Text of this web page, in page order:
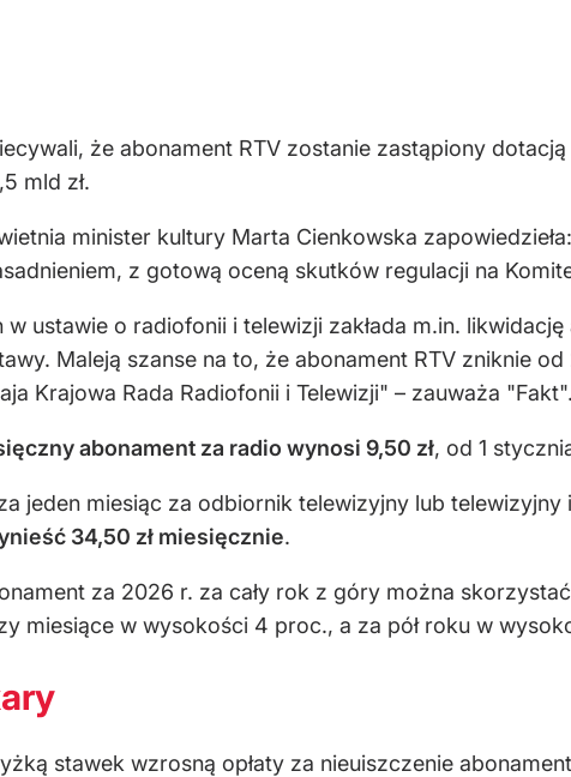
że abonament RTV zostanie zastąpiony
mld zł.
minister kultury Marta Cienkowska
z gotową oceną skutków regulacji na
ustawie o radiofonii i telewizji zakłada m.in.
Maleją szanse na to, że abonament RTV zniknie
Krajowa Rada Radiofonii i Telewizji" – zauważa "Fakt".
abonament za radio wynosi 9,50 zł, od 1
jeden miesiąc za odbiornik telewizyjny lub
34,50 zł miesięcznie.
za 2026 r. za cały rok z góry można
miesiące w wysokości 4 proc., a za pół roku w
stawek wzrosną opłaty za nieuiszczenie